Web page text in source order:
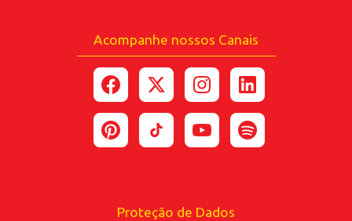
*Ao enviar esse formulário, você confirma ter 18
anos ou mais.
*Estou de acordo com a coleta e uso dos dados
fornecidos para as finalidades
aqui descritas.
Acompanhe nossos Canais
Proteção de Dados